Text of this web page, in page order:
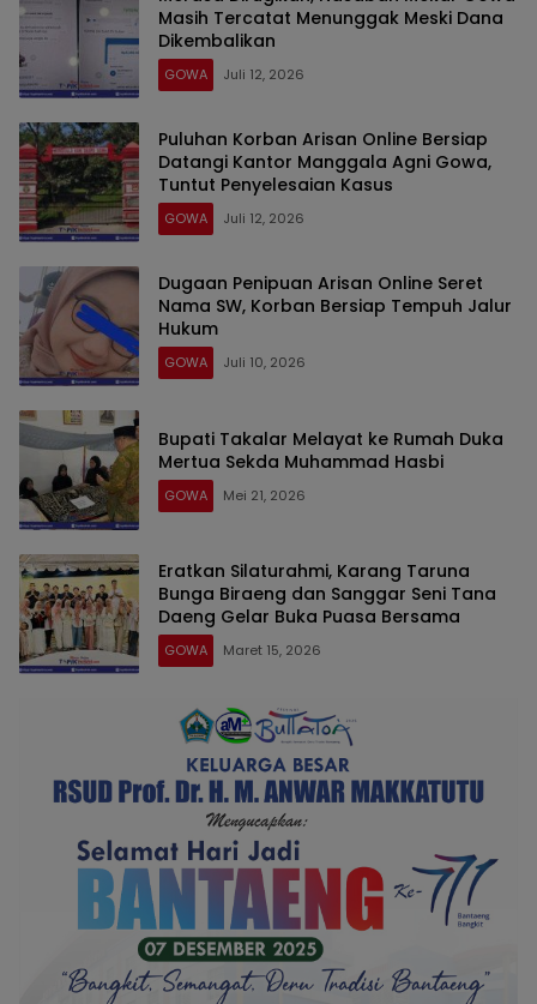
Masih Tercatat Menunggak Meski Dana
Dikembalikan
GOWA Juli 12, 2026
Puluhan Korban Arisan Online Bersiap
Datangi Kantor Manggala Agni Gowa,
Tuntut Penyelesaian Kasus
GOWA Juli 12, 2026
Dugaan Penipuan Arisan Online Seret
Nama SW, Korban Bersiap Tempuh Jalur
Hukum
GOWA Juli 10, 2026
Bupati Takalar Melayat ke Rumah Duka
Mertua Sekda Muhammad Hasbi
GOWA Mei 21, 2026
Eratkan Silaturahmi, Karang Taruna
Bunga Biraeng dan Sanggar Seni Tana
Daeng Gelar Buka Puasa Bersama
GOWA Maret 15, 2026